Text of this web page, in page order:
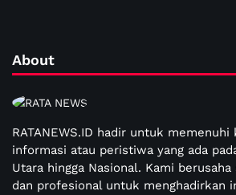
About
RATANEWS.ID hadir untuk memenuhi
informasi atau peristiwa yang ada
Utara hingga Nasional. Kami
dan profesional untuk menghadirkan